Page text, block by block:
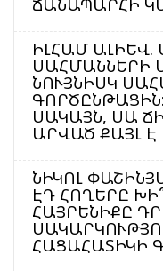
ՃԱՆԱՊԱՐՀԻ
ԻԼՀԱՄ ԱԼԻԵՎ.
ՍԱՀՄԱՆՆԵՐԻ
ՆՈՒՅՆԻՍԿ
ՍԱԿԱՅՆ, ՍԱ
ԱՐՎԱԾ ՔԱՅԼ Է
ՆԻԿՈԼ
ԷԴ ՀՈՂԵՐԸ
ՀԱՅՐԵՆԻՔԸ
ՀԱՑԱՀԱՏԻԿԻ